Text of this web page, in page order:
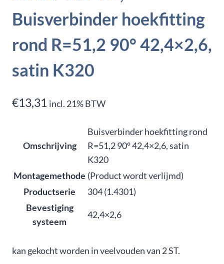
Buisverbinder hoekfitting
rond R=51,2 90° 42,4×2,6,
satin K320
€13,31 incl. 21% BTW
Omschrijving
Buisverbinder hoekfitting rond
R=51,2 90° 42,4×2,6, satin
K320
Montagemethode (Product wordt verlijmd)
Productserie
304 (1.4301)
Bevestiging
systeem
42,4×2,6
kan gekocht worden in veelvouden van 2 ST.